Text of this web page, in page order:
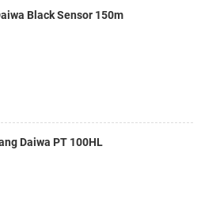
Black Sensor 150m
Daiwa PT 100HL